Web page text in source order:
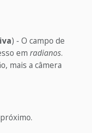
) - O campo de
emradianos.
mais a câmera